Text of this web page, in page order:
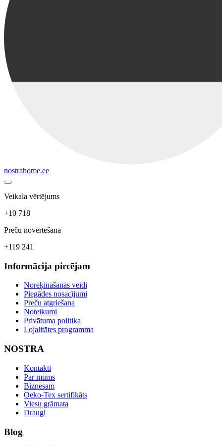
nostrahome.ee
Veikala vērtējums
+10 718
Preču novērtēšana
+119 241
Informācija pircējam
Norēķināšanās veidi
Piegādes nosacījumi
Preču atgriešana
Noteikumi
Privātuma politika
Lojalitātes programma
NOSTRA
Kontakti
Par mums
Biznesam
Oeko-Tex sertifikāts
Viesu grāmata
Draugi
Blog